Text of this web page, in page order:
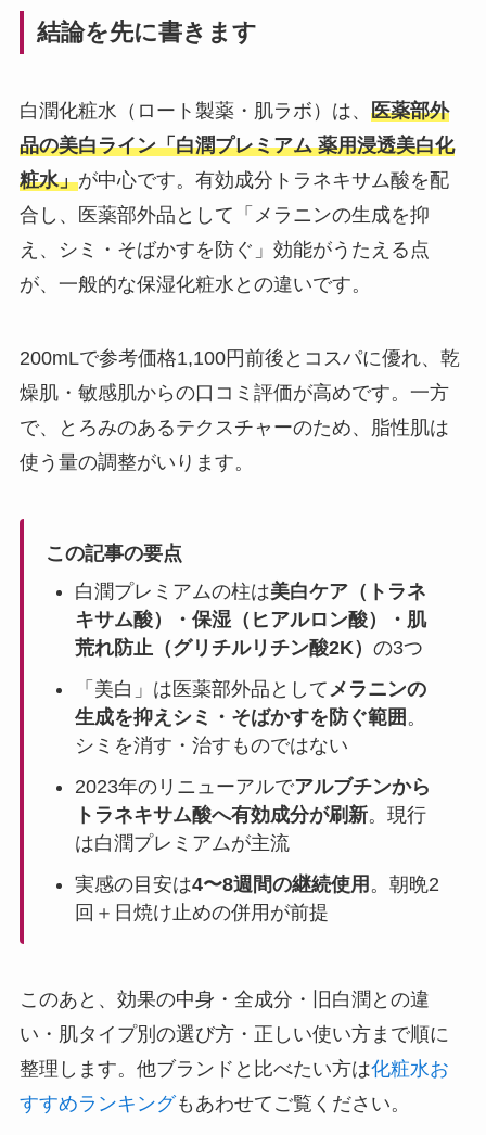
結論を先に書きます
白潤化粧水（ロート製薬・肌ラボ）は、 医薬部外
品の美白ライン「白潤プレミアム 薬用浸透美白化
粧水」が中心です。有効成分トラネキサム酸を配
合し、医薬部外品として「メラニンの生成を抑
え、シミ・そばかすを防ぐ」効能がうたえる点
が、一般的な保湿化粧水との違いです。
200mLで参考価格1,100円前後とコスパに優れ、乾
燥肌・敏感肌からの口コミ評価が高めです。一方
で、とろみのあるテクスチャーのため、脂性肌は
使う量の調整がいります。
この記事の要点
白潤プレミアムの柱は美白ケア（トラネ
キサム酸）・保湿（ヒアルロン酸）・肌
荒れ防止（グリチルリチン酸2K） の3つ
「美白」は医薬部外品として メラニンの
生成を抑えシミ・そばかすを防ぐ範囲 。
シミを消す・治すものではない
2023年のリニューアルでアルブチンから
トラネキサム酸へ有効成分が刷新。現行
は白潤プレミアムが主流
実感の目安は4〜8週間の継続使用 。朝晩2
回＋日焼け止めの併用が前提
このあと、効果の中身・全成分・旧白潤との違
い・肌タイプ別の選び方・正しい使い方まで順に
整理します。他ブランドと比べたい方は化粧水お
すすめランキングもあわせてご覧ください。